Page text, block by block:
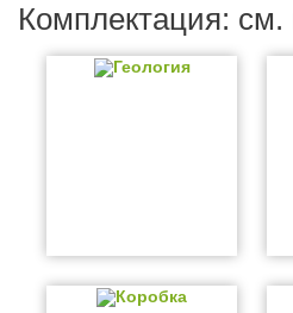
Комплектация: см.
Геология
Коробка